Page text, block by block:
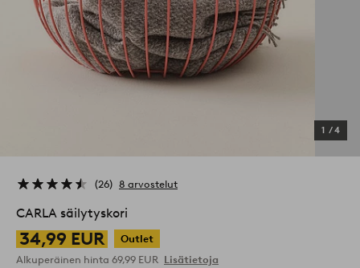
1 /4
26 8 arvostelut
CARLA säilytyskori
34,99 EUR
Outlet
Alkuperäinen hinta 69,99 EUR Lisätietoja